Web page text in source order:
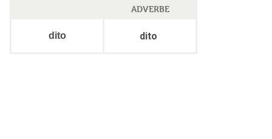
ADVERBE
dito dito